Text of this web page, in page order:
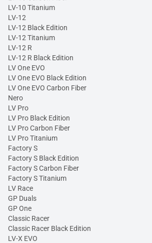
LV-10 Titanium
LV-12
LV-12 Black Edition
LV-12 Titanium
LV-12 R
LV-12 R Black Edition
LV One EVO
LV One EVO Black Edition
LV One EVO Carbon Fiber
Nero
LV Pro
LV Pro Black Edition
LV Pro Carbon Fiber
LV Pro Titanium
Factory S
Factory S Black Edition
Factory S Carbon Fiber
Factory S Titanium
LV Race
GP Duals
GP One
Classic Racer
Classic Racer Black Edition
LV-X EVO